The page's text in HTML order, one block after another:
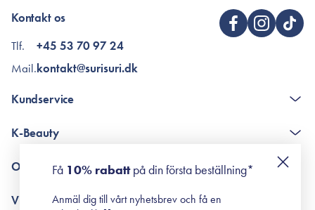
Kontakt os
Tlf.
Mail.
+45 53 70 97 24
kontakt@surisuri.dk
Kundservice
Poängshop - frågor och svar
K-Beauty
Retinol för nybörjare
Om Surisuri
Black Friday
Villkor
Få 10% rabattpå din första beställning*
Anmäl dig till vårt nyhetsbrev och få en